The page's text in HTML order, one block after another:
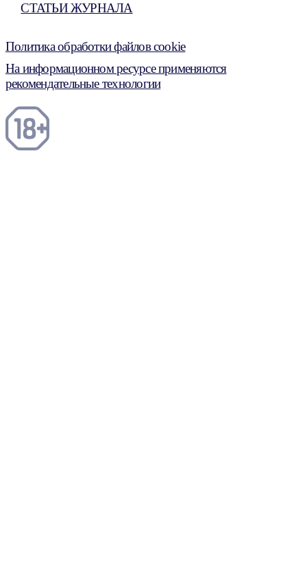
СТАТЬИ ЖУРНАЛА
Политика обработки файлов cookie
На информационном ресурсе применяются
рекомендательные технологии